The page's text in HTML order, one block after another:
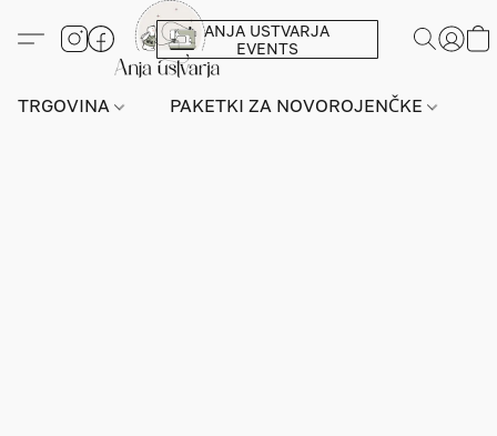
ANJA USTVARJA
EVENTS
TRGOVINA PAKETKI ZA NOVOROJENČKE